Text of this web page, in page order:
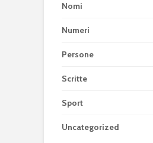
Nomi
Numeri
Persone
Scritte
Sport
Uncategorized